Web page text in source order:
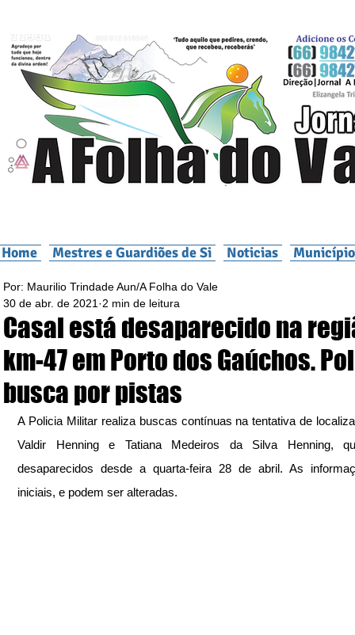
Home Mestres e Guardiões de Si Noticias
Casal está desaparecido na
km-47 em Porto dos Gaúchos.
busca por pistas
Por: Maurilio Trindade Aun/A Folha do Vale
30 de abr. de 2021 2 min de leitura
A Policia Militar realiza buscas contínuas na tentativa de
Valdir Henning e Tatiana Medeiros da Silva Henning,
desaparecidos desde a quarta-feira 28 de abril. As
iniciais, e podem ser alteradas.